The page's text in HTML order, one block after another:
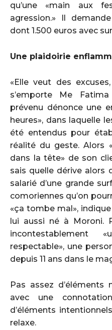
qu’une «main aux
agression.» Il
dont 1.500 euros avec
Une plaidoirie
«Elle veut des
s’emporte Me
prévenu dénonce une
heures», dans laquelle
été entendus pour
réalité du geste. Alors
dans la tête» de son
sais quelle dérive alors
salarié d’une grande
comoriennes qu’on
«ça tombe mal»,
lui aussi né à Moroni.
incontestablement
respectable», une
depuis 11 ans dans le
Pas assez d’éléments
avec une
d’éléments
relaxe.